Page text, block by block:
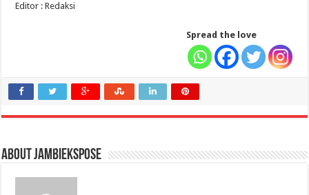
Editor : Redaksi
Spread the love
About jambiekspose